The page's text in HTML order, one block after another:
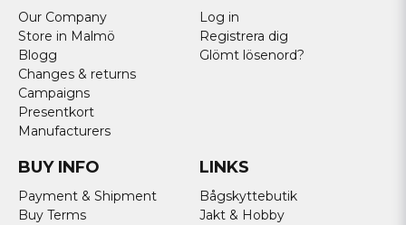
Our Company
Store in Malmö
Blogg
Changes & returns
Campaigns
Presentkort
Manufacturers
Log in
Registrera dig
Glömt lösenord?
BUY INFO
Payment & Shipment
Buy Terms
LINKS
Bågskyttebutik
Jakt & Hobby